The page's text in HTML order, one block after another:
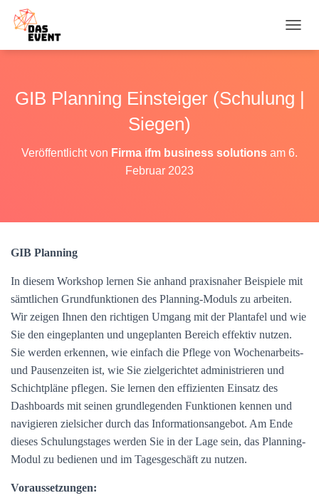
A
A
N
H
E
GIB Planning Einsteiger (Schulung |
Siegen)
Veröffentlicht von Firma ifm business solutions am 6.
Februar 2023
GIB Planning
In diesem Workshop lernen Sie anhand praxisnaher Beispiele mit
sämtlichen Grundfunktionen des Planning-Moduls zu arbeiten.
Wir zeigen Ihnen den richtigen Umgang mit der Plantafel und wie
Sie den eingeplanten und ungeplanten Bereich effektiv nutzen.
Sie werden erkennen, wie einfach die Pflege von Wochenarbeits-
und Pausenzeiten ist, wie Sie zielgerichtet administrieren und
Schichtpläne pflegen. Sie lernen den effizienten Einsatz des
Dashboards mit seinen grundlegenden Funktionen kennen und
navigieren zielsicher durch das Informationsangebot. Am Ende
dieses Schulungstages werden Sie in der Lage sein, das Planning-
Modul zu bedienen und im Tagesgeschäft zu nutzen.
Voraussetzungen: